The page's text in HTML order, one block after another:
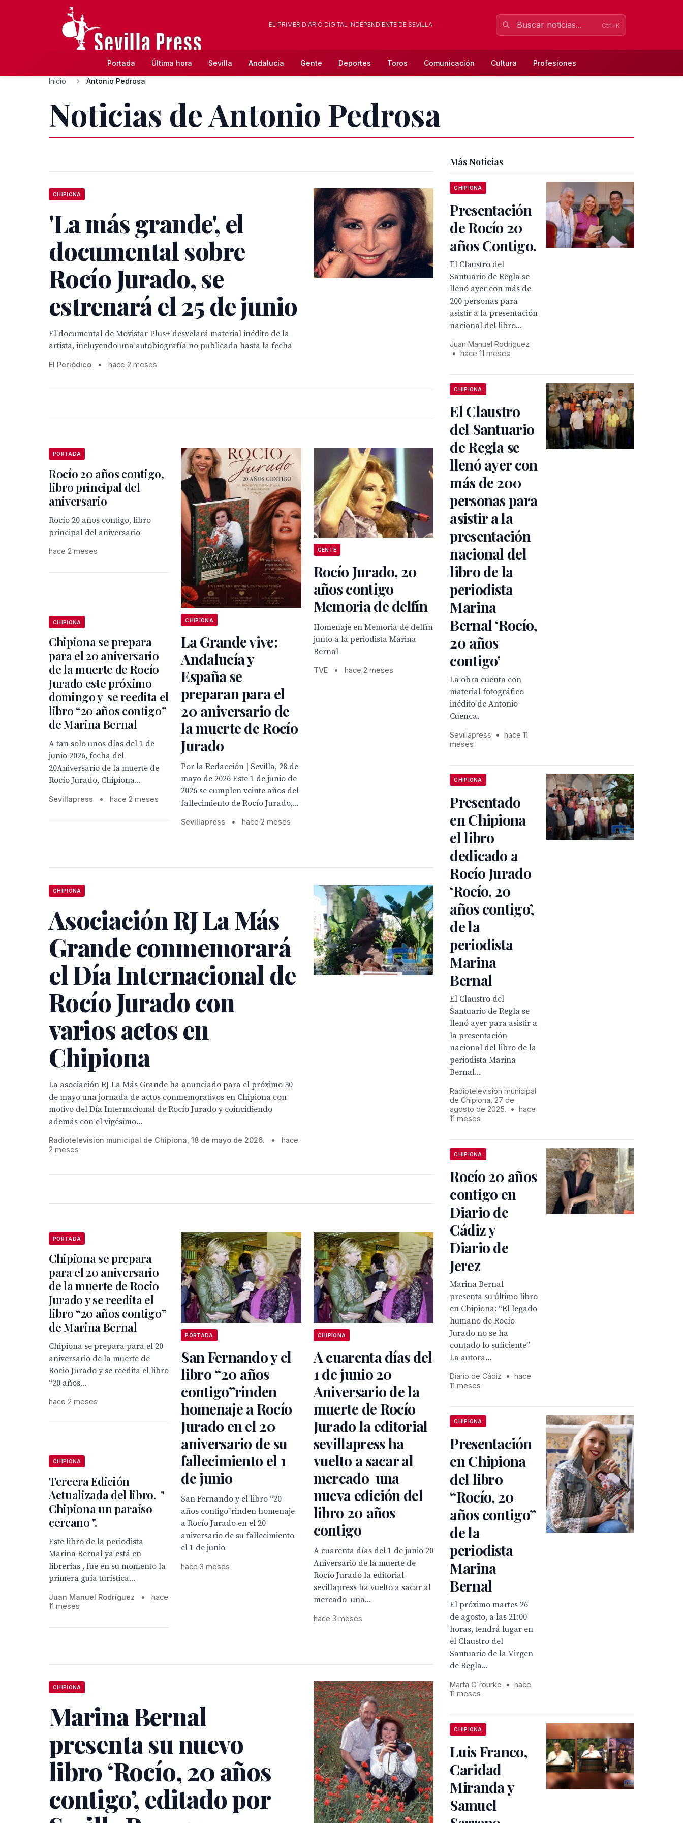
EL PRIMER DIARIO DIGITAL INDEPENDIENTE DE SEVILLA Ctrl+K
Portada Última hora Sevilla Andalucía Gente Deportes Toros Comunicación Cultura Profesiones
Inicio Antonio Pedrosa
Noticias de Antonio Pedrosa
CHIPIONA
'La más grande', el
documental sobre
Rocío Jurado, se
estrenará el 25 de junio
El documental de Movistar Plus+ desvelará material inédito de la
artista, incluyendo una autobiografía no publicada hasta la fecha
El Periódico • hace 2 meses
PORTADA
Rocío 20 años contigo,
libro principal del
aniversario
Rocío 20 años contigo, libro
principal del aniversario
hace 2 meses
CHIPIONA
La Grande vive:
Andalucía y
España se
preparan para el
20 aniversario de
la muerte de Rocío
Jurado
Por la Redacción | Sevilla, 28 de
mayo de 2026 Este 1 de junio de
2026 se cumplen veinte años del
fallecimiento de Rocío Jurado,...
Sevillapress • hace 2 meses
GENTE
Rocío Jurado, 20
años contigo
Memoria de delfín
Homenaje en Memoria de delfín
junto a la periodista Marina
Bernal
TVE • hace 2 meses
CHIPIONA
Chipiona se prepara
para el 20 aniversario
de la muerte de Rocío
Jurado este próximo
domingo y se reedita el
libro “20 años contigo”
de Marina Bernal
A tan solo unos días del 1 de
junio 2026, fecha del
20Aniversario de la muerte de
Rocío Jurado, Chipiona...
Sevillapress • hace 2 meses
CHIPIONA
Asociación RJ La Más
Grande conmemorará
el Día Internacional de
Rocío Jurado con
varios actos en
Chipiona
La asociación RJ La Más Grande ha anunciado para el próximo 30
de mayo una jornada de actos conmemorativos en Chipiona con
motivo del Día Internacional de Rocío Jurado y coincidiendo
además con el vigésimo...
Radiotelevisión municipal de Chipiona, 18 de mayo de 2026. •
hace
2 meses
PORTADA
Chipiona se prepara
para el 20 aniversario
de la muerte de Rocio
Jurado y se reedita el
libro “20 años contigo”
de Marina Bernal
Chipiona se prepara para el 20
aniversario de la muerte de
Rocio Jurado y se reedita el libro
“20 años...
hace 2 meses
PORTADA
San Fernando y el
libro “20 años
contigo”rinden
homenaje a Rocío
Jurado en el 20
aniversario de su
fallecimiento el 1
de junio
San Fernando y el libro “20
años contigo”rinden homenaje
a Rocío Jurado en el 20
aniversario de su fallecimiento
el 1 de junio
hace 3 meses
CHIPIONA
A cuarenta días del
1 de junio 20
Aniversario de la
muerte de Rocío
Jurado la editorial
sevillapress ha
vuelto a sacar al
mercado una
nueva edición del
libro 20 años
contigo
A cuarenta días del 1 de junio 20
Aniversario de la muerte de
Rocío Jurado la editorial
sevillapress ha vuelto a sacar al
mercado una...
hace 3 meses
CHIPIONA
Tercera Edición
Actualizada del libro. "
Chipiona un paraíso
cercano ".
Este libro de la periodista
Marina Bernal ya está en
librerías , fue en su momento la
primera guía turística...
Juan Manuel Rodríguez •
hace
11 meses
CHIPIONA
Marina Bernal
presenta su nuevo
libro ‘Rocío, 20 años
contigo’, editado por
Más Noticias
CHIPIONA
Presentación
de Rocío 20
años Contigo.
El Claustro del
Santuario de Regla se
llenó ayer con más de
200 personas para
asistir a la presentación
nacional del libro...
Juan Manuel Rodríguez
•
hace 11 meses
CHIPIONA
El Claustro
del Santuario
de Regla se
llenó ayer con
más de 200
personas para
asistir a la
presentación
nacional del
libro de la
periodista
Marina
Bernal ‘Rocío,
20 años
contigo’
La obra cuenta con
material fotográfico
inédito de Antonio
Cuenca.
Sevillapress •
hace 11
meses
CHIPIONA
Presentado
en Chipiona
el libro
dedicado a
Rocío Jurado
‘Rocío, 20
años contigo’,
de la
periodista
Marina
Bernal
El Claustro del
Santuario de Regla se
llenó ayer para asistir a
la presentación
nacional del libro de la
periodista Marina
Bernal...
Radiotelevisión municipal
de Chipiona, 27 de
agosto de 2025.
•
hace
11 meses
CHIPIONA
Rocío 20 años
contigo en
Diario de
Cádiz y
Diario de
Jerez
Marina Bernal
presenta su último libro
en Chipiona: “El legado
humano de Rocío
Jurado no se ha
contado lo suficiente”
La autora...
Diario de Cádiz •
hace
11 meses
CHIPIONA
Presentación
en Chipiona
del libro
“Rocío, 20
años contigo”
de la
periodista
Marina
Bernal
El próximo martes 26
de agosto, a las 21:00
horas, tendrá lugar en
el Claustro del
Santuario de la Virgen
de Regla...
Marta O´rourke •
hace
11 meses
CHIPIONA
Luis Franco,
Caridad
Miranda y
Samuel